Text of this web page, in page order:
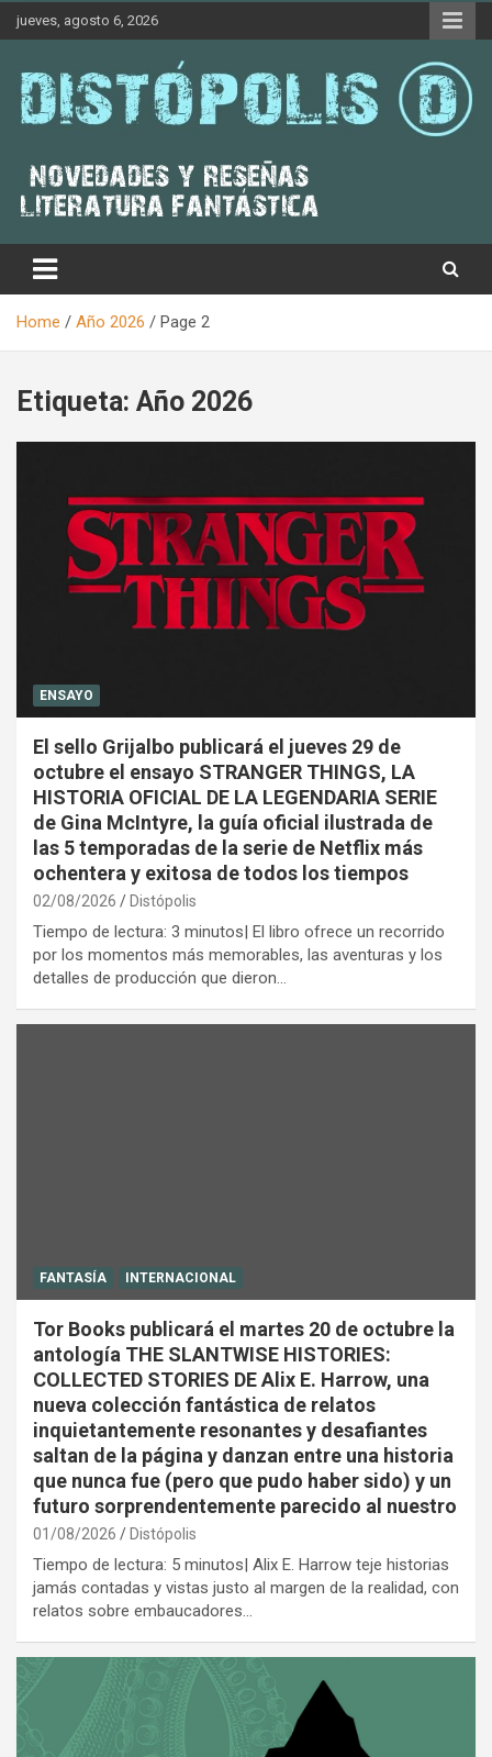
jueves, agosto 6, 2026
Distópolis
Home Año 2026 Page 2
Etiqueta: Año 2026
ENSAYO
El sello Grijalbo publicará el jueves 29 de
octubre el ensayo STRANGER THINGS, LA
HISTORIA OFICIAL DE LA LEGENDARIA SERIE
de Gina McIntyre, la guía oficial ilustrada de
las 5 temporadas de la serie de Netflix más
ochentera y exitosa de todos los tiempos
02/08/2026 Distópolis
Tiempo de lectura: 3 minutos| El libro ofrece un recorrido
por los momentos más memorables, las aventuras y los
detalles de producción que dieron…
FANTASÍA INTERNACIONAL
Tor Books publicará el martes 20 de octubre la
antología THE SLANTWISE HISTORIES:
COLLECTED STORIES DE Alix E. Harrow, una
nueva colección fantástica de relatos
inquietantemente resonantes y desafiantes
saltan de la página y danzan entre una historia
que nunca fue (pero que pudo haber sido) y un
futuro sorprendentemente parecido al nuestro
01/08/2026 Distópolis
Tiempo de lectura: 5 minutos| Alix E. Harrow teje historias
jamás contadas y vistas justo al margen de la realidad, con
relatos sobre embaucadores…